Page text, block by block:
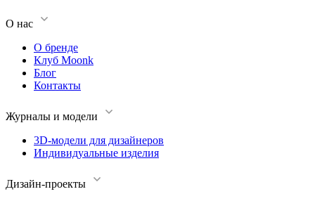
О нас
О бренде
Клуб Moonk
Блог
Контакты
Журналы и модели
3D-модели для дизайнеров
Индивидуальные изделия
Дизайн-проекты